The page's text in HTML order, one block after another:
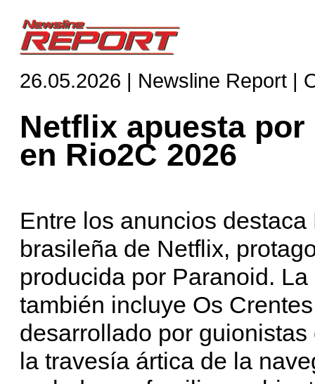
26.05.2026 | Newsline Report |
Netflix apuesta
en Rio2C 2026
Entre los anuncios
brasileña de Netflix,
producida por Paranoid.
también incluye Os
desarrollado por
la travesía ártica de la